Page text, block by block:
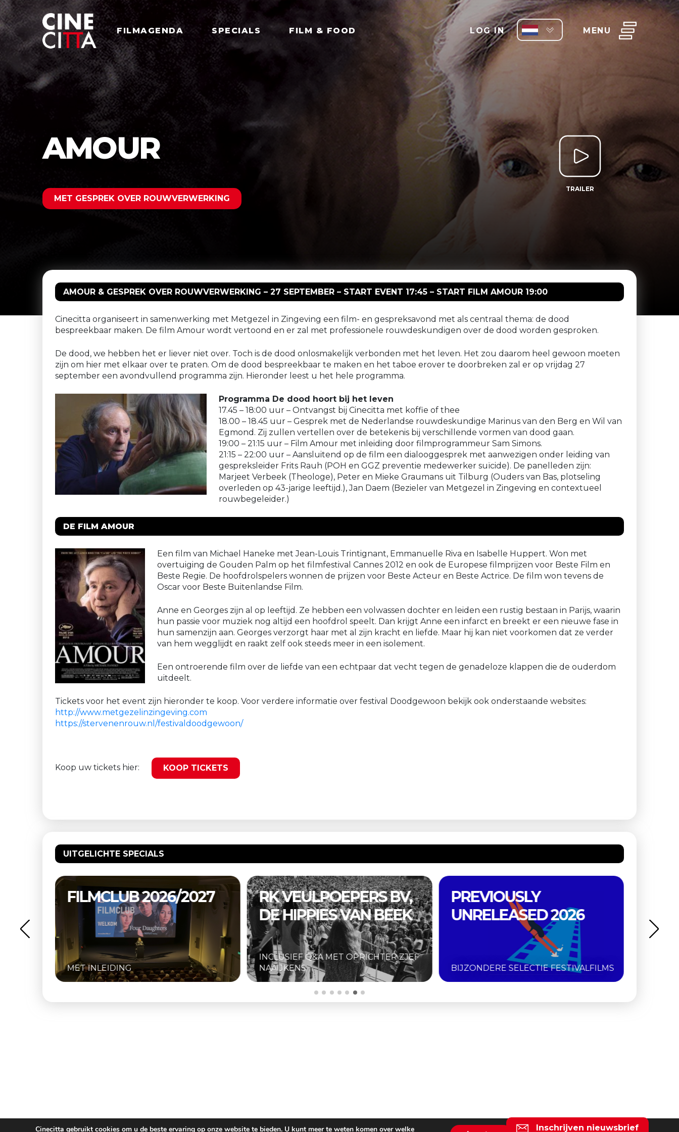
FILMAGENDA SPECIALS FILM & FOOD LOG IN MENU
AMOUR
MET GESPREK OVER ROUWVERWERKING
TRAILER
AMOUR & GESPREK OVER ROUWVERWERKING – 27 SEPTEMBER – START EVENT 17:45 – START FILM AMOUR 19:00
Cinecitta organiseert in samenwerking met Metgezel in Zingeving een film- en gespreksavond met als centraal thema: de dood
bespreekbaar maken. De film Amour wordt vertoond en er zal met professionele rouwdeskundigen over de dood worden gesproken.
De dood, we hebben het er liever niet over. Toch is de dood onlosmakelijk verbonden met het leven. Het zou daarom heel gewoon moeten
zijn om hier met elkaar over te praten. Om de dood bespreekbaar te maken en het taboe erover te doorbreken zal er op vrijdag 27
september een avondvullend programma zijn. Hieronder leest u het hele programma.
Programma De dood hoort bij het leven
17.45 – 18:00 uur – Ontvangst bij Cinecitta met koffie of thee
18.00 – 18.45 uur – Gesprek met de Nederlandse rouwdeskundige Marinus van den Berg en Wil van
Egmond. Zij zullen vertellen over de betekenis bij verschillende vormen van dood gaan.
19:00 – 21:15 uur – Film Amour met inleiding door filmprogrammeur Sam Simons.
21:15 – 22:00 uur – Aansluitend op de film een dialooggesprek met aanwezigen onder leiding van
gespreksleider Frits Rauh (POH en GGZ preventie medewerker suïcide). De panelleden zijn:
Marjeet Verbeek (Theologe), Peter en Mieke Graumans uit Tilburg (Ouders van Bas, plotseling
overleden op 43-jarige leeftijd.), Jan Daem (Bezieler van Metgezel in Zingeving en contextueel
rouwbegeleider.)
DE FILM AMOUR
Een film van Michael Haneke met Jean-Louis Trintignant, Emmanuelle Riva en Isabelle Huppert. Won met
overtuiging de Gouden Palm op het filmfestival Cannes 2012 en ook de Europese filmprijzen voor Beste Film en
Beste Regie. De hoofdrolspelers wonnen de prijzen voor Beste Acteur en Beste Actrice. De film won tevens de
Oscar voor Beste Buitenlandse Film.
Anne en Georges zijn al op leeftijd. Ze hebben een volwassen dochter en leiden een rustig bestaan in Parijs, waarin
hun passie voor muziek nog altijd een hoofdrol speelt. Dan krijgt Anne een infarct en breekt er een nieuwe fase in
hun samenzijn aan. Georges verzorgt haar met al zijn kracht en liefde. Maar hij kan niet voorkomen dat ze verder
van hem wegglijdt en raakt zelf ook steeds meer in een isolement.
Een ontroerende film over de liefde van een echtpaar dat vecht tegen de genadeloze klappen die de ouderdom
uitdeelt.
Tickets voor het event zijn hieronder te koop. Voor verdere informatie over festival Doodgewoon bekijk ook onderstaande websites:
http://www.metgezelinzingeving.com
https://stervenenrouw.nl/festivaldoodgewoon/
Koop uw tickets hier: KOOP TICKETS
UITGELICHTE SPECIALS
RK VEULPOEPERS BV,
DE HIPPIES VAN BEEK
INCLUSIEF Q&A MET OPRICHTER ZJEF
NAAIJKENS
PREVIOUSLY
UNRELEASED 2026
BIJZONDERE SELECTIE FESTIVALFILMS
JACQUES TATI
RETROSPECTIEF
ZES DIGITAAL GERESTAUREERDE
KLASSIEKERS
Inschrijven nieuwsbrief
Cinecitta gebruikt cookies om u de beste ervaring op onze website te bieden. U kunt meer te weten komen over welke